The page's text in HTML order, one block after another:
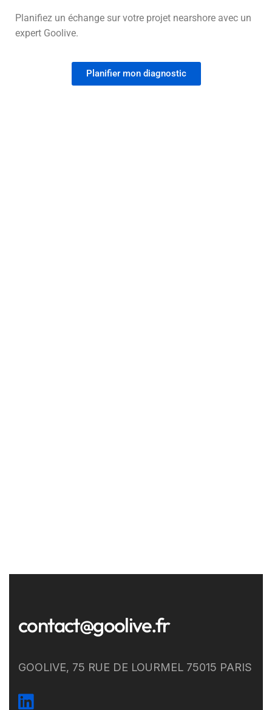
Planifiez un échange sur votre projet nearshore avec un
expert Goolive.
Planifier mon diagnostic
contact@goolive.fr
GOOLIVE, 75 RUE DE LOURMEL 75015 PARIS